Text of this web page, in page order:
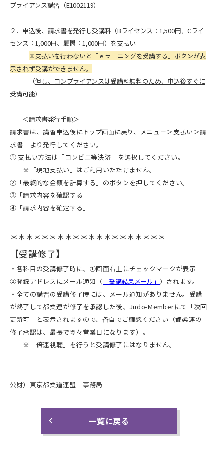
プライアンス講習（E1002119）
２．申込後、請求書を発行し受講料（Bライセンス：1,500円、Cライ
センス：1,000円、顧問：1,000円）を支払い
※支払いを行わないと「ｅラーニングを受講する」ボタンが表
示されず受講ができません。
（但し、コンプライアンスは受講料無料のため、申込後すぐに
受講可能）
＜請求書発行手順＞
請求書は、講習申込後に トップ画面に戻り 、メニュー＞支払い＞請
求書 より発行してください。
① 支払い方法は「コンビニ等決済」を選択してください。
※「現地支払い」はご利用いただけません。
②「最終的な金額を計算する」のボタンを押してください。
③「請求内容を確認する」
④「請求内容を確定する」
＊＊＊＊＊＊＊＊＊＊＊＊＊＊＊＊＊＊＊＊
【受講修了】
・各科目の受講修了時に、①画面右上にチェックマークが表示
②登録アドレスにメール通知（ 「受講結果メール」）されます。
・全ての講習の受講修了時には、メール通知がありません。受講
が終了して都柔連が修了を承認した後、Judo-Memberにて「次回
更新可」と表示されますので、各自でご確認ください（都柔連の
修了承認は、最長で翌々営業日になります）。
※「倍速視聴」を行うと受講修了にはなりません。
公財）東京都柔道連盟 事務局
一覧に戻る